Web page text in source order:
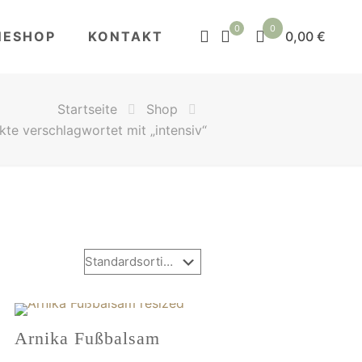
KONTAKT 0 0 0,00 €
Startseite
Shop
verschlagwortet mit „intensiv“
Arnika Fußbalsam